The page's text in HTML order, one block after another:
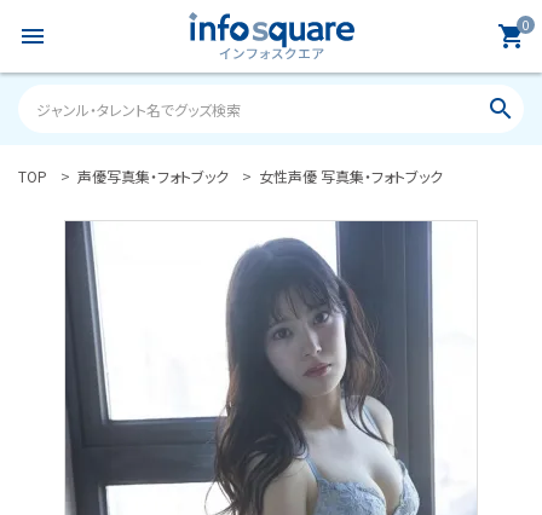
menu 0
shopping_cart
search
search
ACCOUNT MENU
ようこそ ゲスト 様
ログイン person 新規会員登録
カテゴリーから探す
TOP 声優写真集・フォトブック 女性声優 写真集・フォトブック